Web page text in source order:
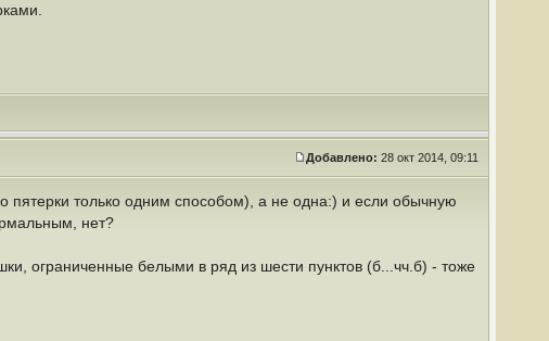
Добавлено: 28 окт 2014, 09:11
пятерки только одним способом), а не одна:) и если обычную
нет?
ограниченные белыми в ряд из шести пунктов (б...чч.б) - тоже